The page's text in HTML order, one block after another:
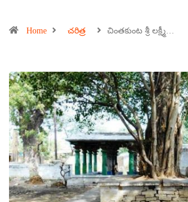
Home చరిత్ర చింతకుంట శ్రీ లక్ష్మీ…